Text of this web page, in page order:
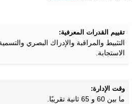
تقييم القدرات المعرفية:
التثبيط والمراقبة والإدراك البصري
الاستجابة.
وقت الإدارة:
ما بين 60 و 65 ثانية تقريبًا.